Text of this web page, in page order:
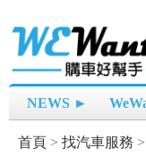
NEWS ►
首頁 > 找汽車服務 >